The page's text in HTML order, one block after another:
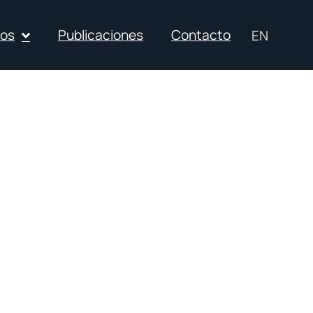
Publicaciones Contacto EN